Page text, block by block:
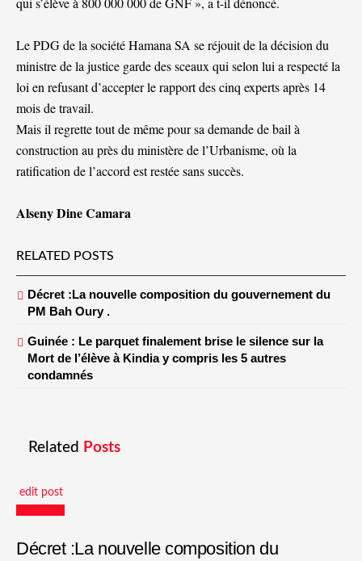
Le PDG de la société Hamana SA se réjouit de la décision du
ministre de la justice garde des sceaux qui selon lui a respecté la
loi en refusant d’accepter le rapport des cinq experts après 14
mois de travail.
Mais il regrette tout de même pour sa demande de bail à
construction au près du ministère de l’Urbanisme, où la
ratification de l’accord est restée sans succès.
Alseny Dine Camara
RELATED POSTS
Décret :La nouvelle composition du gouvernement du
PM Bah Oury .
Guinée : Le parquet finalement brise le silence sur la
Mort de l’élève à Kindia y compris les 5 autres
condamnés
Related Posts
edit post
Décret :La nouvelle composition du